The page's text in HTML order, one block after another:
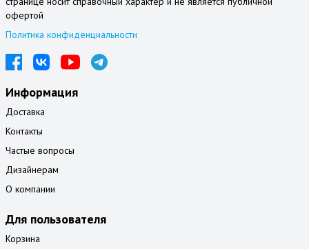
офертой
Политика конфиденциальности
Информация
Доставка
Контакты
Частые вопросы
Дизайнерам
О компании
Для пользователя
Корзина